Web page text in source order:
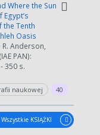
Where the Sun
the Tenth
Oasis
Anderson,
PAN):
350 s.
naukowej 40
Wszystkie KSIĄŻKI